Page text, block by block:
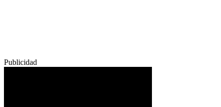
Publicidad